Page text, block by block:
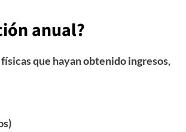
anual?
que hayan obtenido ingresos,